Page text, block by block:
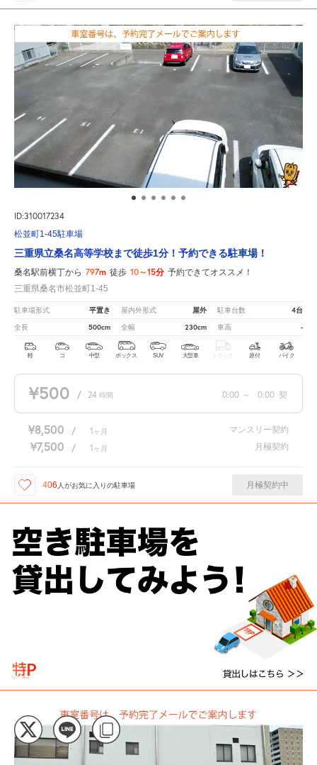
ID:310017234
松並町1-45駐車場
三重県立桑名高等学校まで徒歩1分！予約できる駐車場！
桑名駅前横丁から 797m 徒歩 10～15分 予約できてオススメ！
三重県桑名市松並町1-45
駐車場形式 平置き 屋内外形式 屋外 駐車台数 4台
全長 500cm 全幅 230cm 車高 -
軽 コ 中型 ボックス SUV 大型車 トラック 原付 バイク
¥500 / 24 時間 0:00 ～ 0:00 契
¥8,500 / 1 ヶ月 マンスリー契約
¥7,500 / 1 ヶ月 月極契約
406 人がお気に入りの駐車場 月極契約中